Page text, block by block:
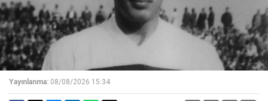
Yayınlanma: 08/08/2026 15:34